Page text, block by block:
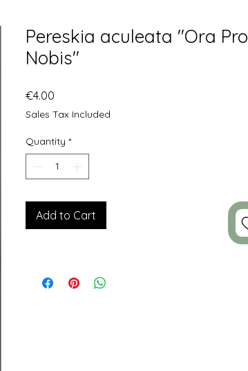
Pereskia aculeata "Ora Pro
Nobis"
€4.00
Sales Tax Included
Quantity *
Add to Cart